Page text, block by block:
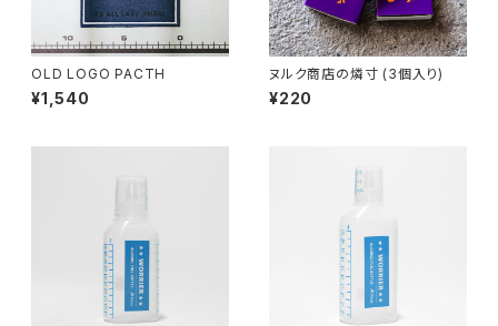
OLD LOGO PACTH
¥1,540
ヌルク商店の燐寸 (3個入り)
¥220